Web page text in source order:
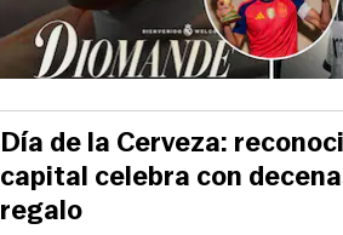
Día de la Cerveza:
capital celebra con
regalo